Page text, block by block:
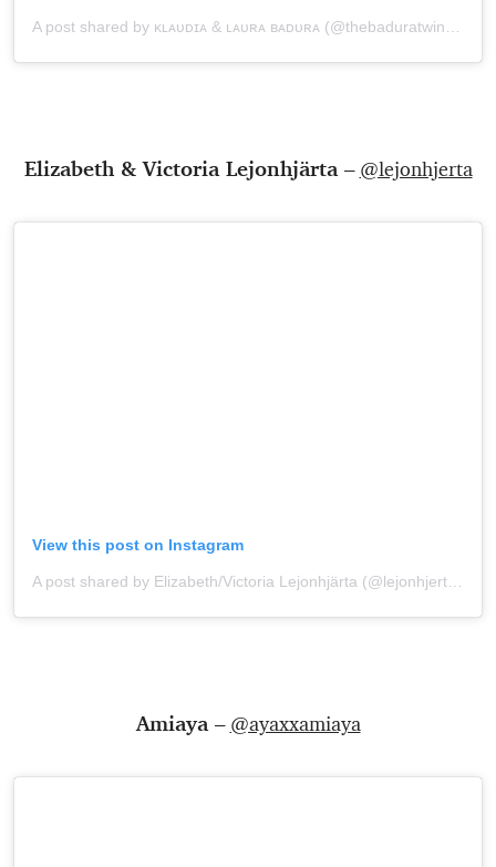
Elizabeth & Victoria Lejonhjärta – @lejonhjerta
View this post on Instagram
Amiaya – @ayaxxamiaya